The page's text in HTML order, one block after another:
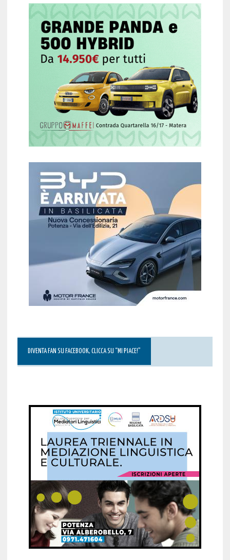
DIVENTA FAN SU FACEBOOK, CLICCA SU “MI PIACE!”